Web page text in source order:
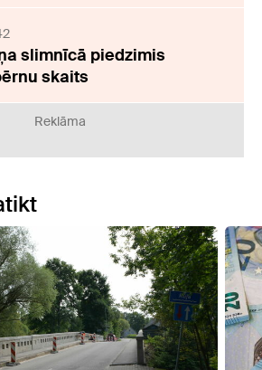
slimnīcā piedzimis
skaits
Reklāma